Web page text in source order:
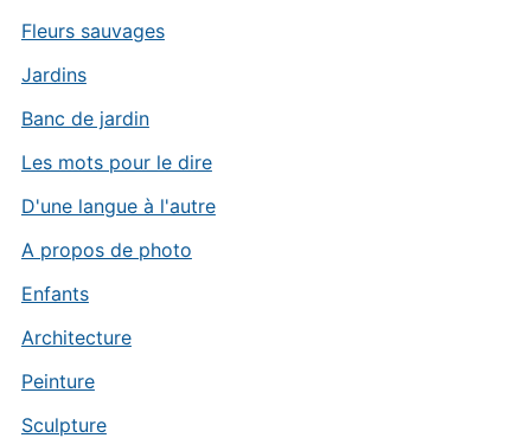
Fleurs sauvages
Jardins
Banc de jardin
Les mots pour le dire
D'une langue à l'autre
A propos de photo
Enfants
Architecture
Peinture
Sculpture